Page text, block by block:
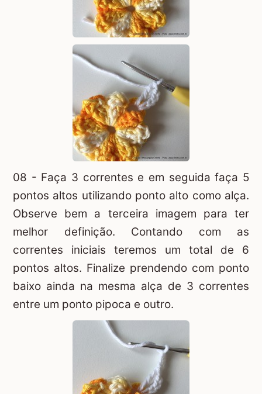
08 - Faça 3 correntes e em seguida faça 5
pontos altos utilizando ponto alto como alça.
Observe bem a terceira imagem para ter
melhor definição. Contando com as
correntes iniciais teremos um total de 6
pontos altos. Finalize prendendo com ponto
baixo ainda na mesma alça de 3 correntes
entre um ponto pipoca e outro.